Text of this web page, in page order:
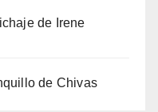
de Irene
de Chivas